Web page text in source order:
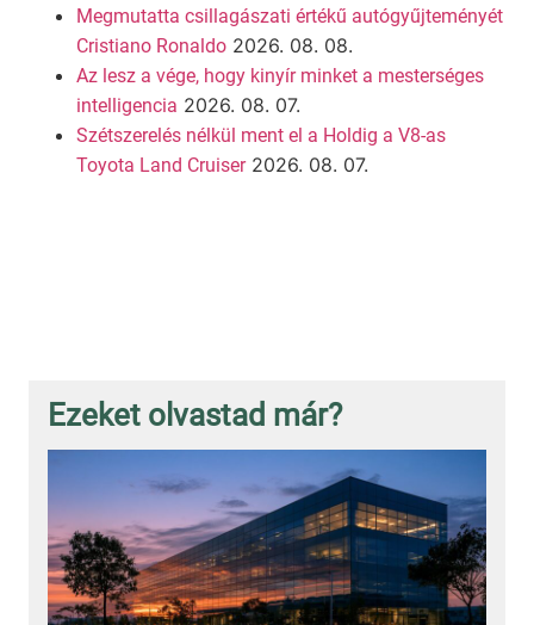
Megmutatta csillagászati értékű autógyűjteményét
Cristiano Ronaldo 2026. 08. 08.
Az lesz a vége, hogy kinyír minket a mesterséges
intelligencia 2026. 08. 07.
Szétszerelés nélkül ment el a Holdig a V8-as
Toyota Land Cruiser 2026. 08. 07.
Ezeket olvastad már?